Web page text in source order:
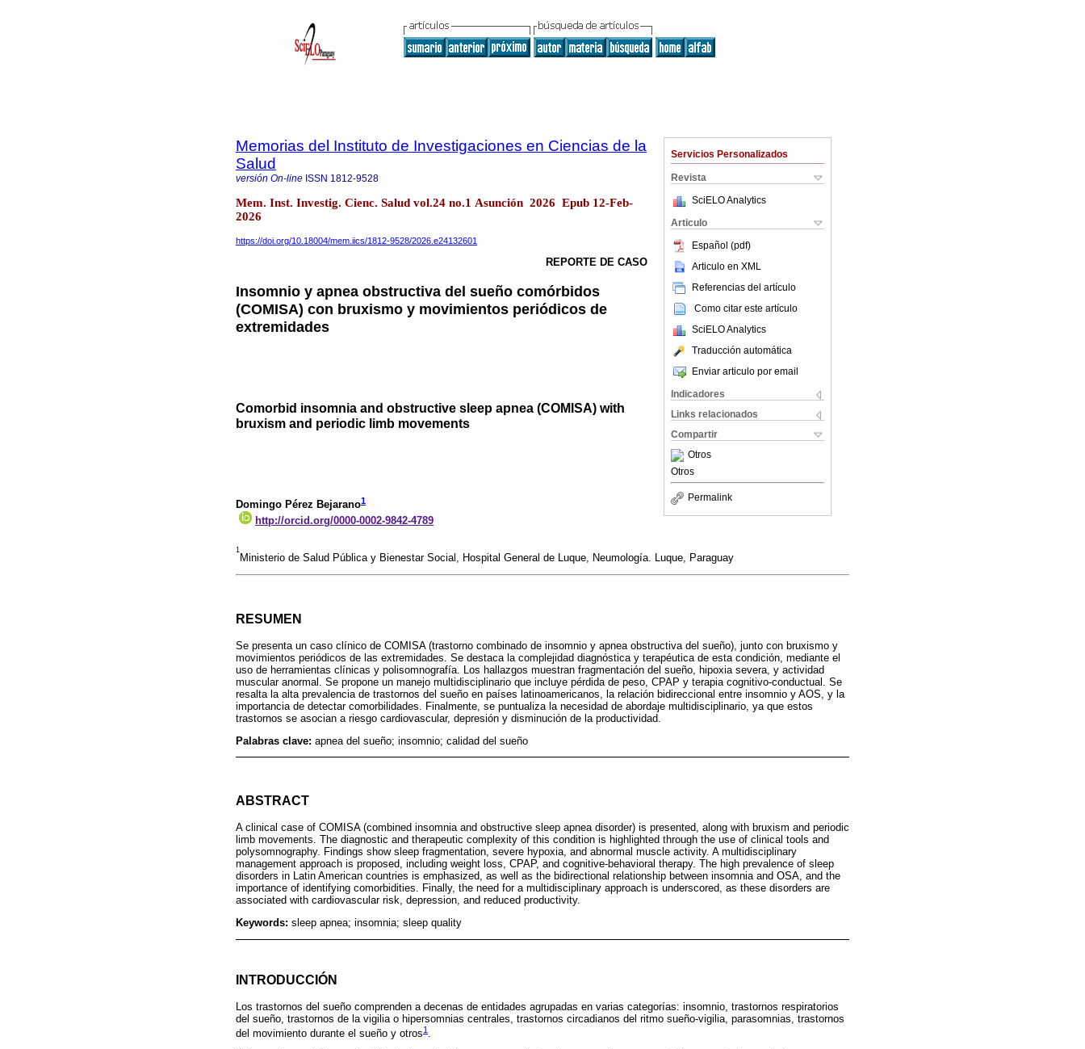
Servicios Personalizados
Revista
SciELO Analytics
Articulo
Español (pdf)
Articulo en XML
Referencias del artículo
Como citar este artículo
SciELO Analytics
Traducción automática
Enviar articulo por email
Indicadores
Links relacionados
Compartir
Otros
Otros
Permalink
Memorias del Instituto de Investigaciones en Ciencias de la
Salud
versión On-line ISSN 1812-9528
Mem. Inst. Investig. Cienc. Salud vol.24 no.1 Asunción 2026 Epub 12-Feb-
2026
https://doi.org/10.18004/mem.iics/1812-9528/2026.e24132601
REPORTE DE CASO
Insomnio y apnea obstructiva del sueño comórbidos
(COMISA) con bruxismo y movimientos periódicos de
extremidades
Comorbid insomnia and obstructive sleep apnea (COMISA) with
bruxism and periodic limb movements
Domingo Pérez Bejarano1
http://orcid.org/0000-0002-9842-4789
1
Ministerio de Salud Pública y Bienestar Social, Hospital General de Luque, Neumología. Luque, Paraguay
RESUMEN
Se presenta un caso clínico de COMISA (trastorno combinado de insomnio y apnea obstructiva del sueño), junto con bruxismo y
movimientos periódicos de las extremidades. Se destaca la complejidad diagnóstica y terapéutica de esta condición, mediante el
uso de herramientas clínicas y polisomnografía. Los hallazgos muestran fragmentación del sueño, hipoxia severa, y actividad
muscular anormal. Se propone un manejo multidisciplinario que incluye pérdida de peso, CPAP y terapia cognitivo-conductual. Se
resalta la alta prevalencia de trastornos del sueño en países latinoamericanos, la relación bidireccional entre insomnio y AOS, y la
importancia de detectar comorbilidades. Finalmente, se puntualiza la necesidad de abordaje multidisciplinario, ya que estos
trastornos se asocian a riesgo cardiovascular, depresión y disminución de la productividad.
Palabras clave: apnea del sueño; insomnio; calidad del sueño
ABSTRACT
A clinical case of COMISA (combined insomnia and obstructive sleep apnea disorder) is presented, along with bruxism and periodic
limb movements. The diagnostic and therapeutic complexity of this condition is highlighted through the use of clinical tools and
polysomnography. Findings show sleep fragmentation, severe hypoxia, and abnormal muscle activity. A multidisciplinary
management approach is proposed, including weight loss, CPAP, and cognitive-behavioral therapy. The high prevalence of sleep
disorders in Latin American countries is emphasized, as well as the bidirectional relationship between insomnia and OSA, and the
importance of identifying comorbidities. Finally, the need for a multidisciplinary approach is underscored, as these disorders are
associated with cardiovascular risk, depression, and reduced productivity.
Keywords: sleep apnea; insomnia; sleep quality
INTRODUCCIÓN
Los trastornos del sueño comprenden a decenas de entidades agrupadas en varias categorías: insomnio, trastornos respiratorios
del sueño, trastornos de la vigilia o hipersomnias centrales, trastornos circadianos del ritmo sueño-vigilia, parasomnias, trastornos
del movimiento durante el sueño y otros1 .